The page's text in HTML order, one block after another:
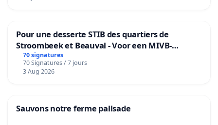
Pour une desserte STIB des quartiers de
Stroombeek et Beauval - Voor een MIVB-
bediening van de wijken Strombeek en Het
Voor
70 signatures
70 Signatures / 7 jours
3 Aug 2026
Sauvons notre ferme pallsade